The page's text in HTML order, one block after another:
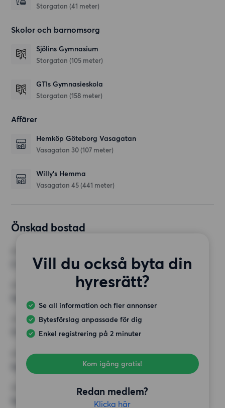
Storgatan (41 meter)
Skolor och barnomsorg
Sjölins Gymnasium
Storgatan (105 meter)
GTIs Gymnasieskola
Storgatan (158 meter)
Affärer
Hemköp Göteborg Vasagatan
Vasagatan 30 (107 meter)
Willy's Hemma
Vasagatan 45 (441 meter)
Önskad bostad
Vill du också byta din
hyresrätt?
Se all information och fler annonser
Bytesförslag anpassade för dig
Enkel registrering på 2 minuter
Kom igång gratis!
Redan medlem?
Klicka här
MINST ANTAL KVADRATMETER
HÖGSTA HYRA
11 000 kr
Inga speciella krav
ÖVRIGA PREFERENSER
Inga speciella preferenser